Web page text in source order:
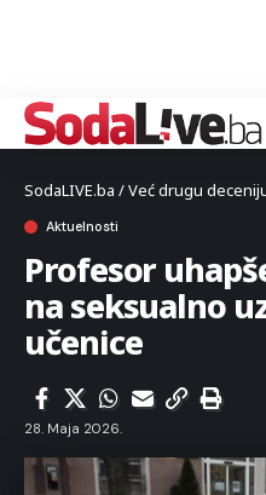
SodaLIVE.ba / Već drugu
Aktuelnosti
Profesor
na seksualno
učenice
28. Maja 2026.